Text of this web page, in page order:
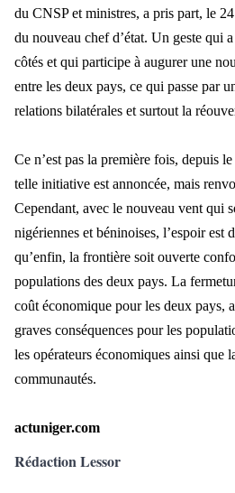
du CNSP et ministres, a pris part, le
du nouveau chef d’état. Un geste qui
côtés et qui participe à augurer une
entre les deux pays, ce qui passe par
relations bilatérales et surtout la
Ce n’est pas la première fois, depuis
telle initiative est annoncée, mais
Cependant, avec le nouveau vent qui
nigériennes et béninoises, l’espoir est
qu’enfin, la frontière soit ouverte
populations des deux pays. La
coût économique pour les deux pays,
graves conséquences pour les
les opérateurs économiques ainsi que
communautés.
actuniger.com
Rédaction Lessor